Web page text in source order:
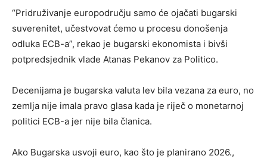
“Pridruživanje europodručju samo će ojačati bugarski
suverenitet, učestvovat ćemo u procesu donošenja
odluka ECB-a”, rekao je bugarski ekonomista i bivši
potpredsjednik vlade Atanas Pekanov za Politico.
Decenijama je bugarska valuta lev bila vezana za euro, no
zemlja nije imala pravo glasa kada je riječ o monetarnoj
politici ECB-a jer nije bila članica.
Ako Bugarska usvoji euro, kao što je planirano 2026.,